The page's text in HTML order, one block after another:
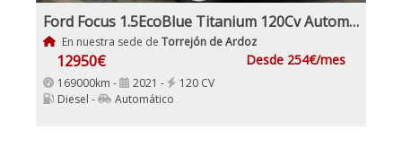
Ford Focus 1.5EcoBlue Titanium 120Cv Automático
En nuestra sede de Torrejón de Ardoz
12950€ Desde 254€/mes
169000km - 2021 -
120 CV
Diesel -
Automático